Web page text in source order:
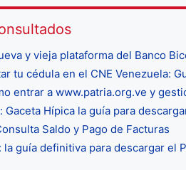
y vieja plataforma del Banco
tu cédula en el CNE Venezuela:
entrar a www.patria.org.ve y
Gaceta Hípica la guía para
Saldo y Pago de Facturas
la guía definitiva para descargar el